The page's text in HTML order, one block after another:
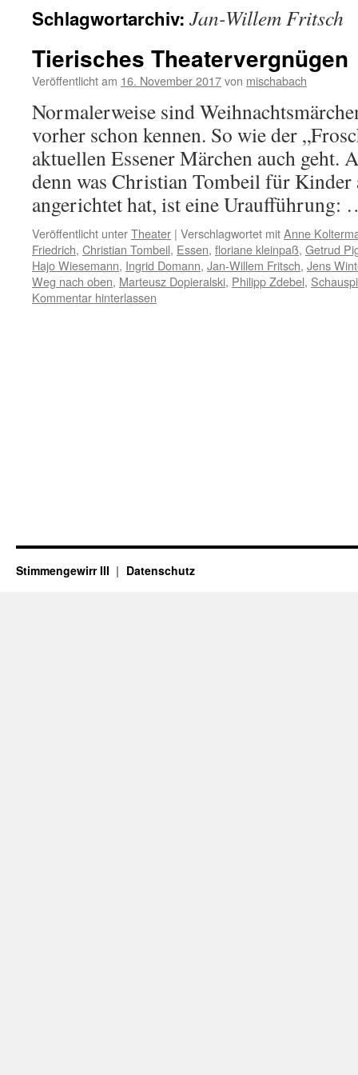
Schlagwortarchiv: Jan-Willem Fritsch
Tierisches Theatervergnügen
Veröffentlicht am 16. November 2017von mischabach
Normalerweise sind
vorher schon kennen. So wie der
aktuellen Essener Märchen auch geht.
denn was Christian Tombeil für Kinder
angerichtet hat, ist eine
Veröffentlicht unterTheater | Verschlagwortet mitAnne
Friedrich, Christian Tombeil, Essen, floriane kleinpaß, Getrud
Hajo Wiesemann, Ingrid Domann, Jan-Willem Fritsch, Jens
Weg nach oben, Marteusz Dopieralski, Philipp Zdebel,
Kommentar hinterlassen
Stimmengewirr III Datenschutz